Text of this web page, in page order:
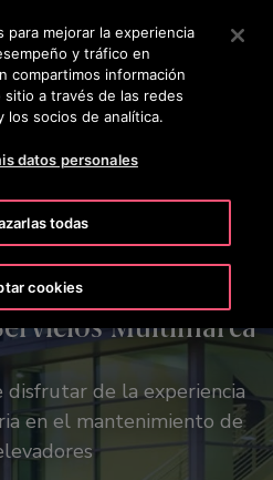
principal
BUSCAR
en realidad
Otis Create integra varias
lugar. Tenga acceso a
técnicas y opciones
unos pocos clics.
pasión.
forma de moverte.
Multimarca
de la experiencia
en el mantenimiento de
mejorar la experiencia
y tráfico en
compartimos información
a través de las redes
los socios de analítica.
datos personales
todas
cookies